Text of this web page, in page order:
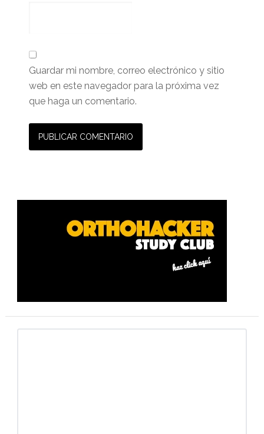
Guardar mi nombre, correo electrónico y sitio
web en este navegador para la próxima vez
que haga un comentario.
Barra
primaria